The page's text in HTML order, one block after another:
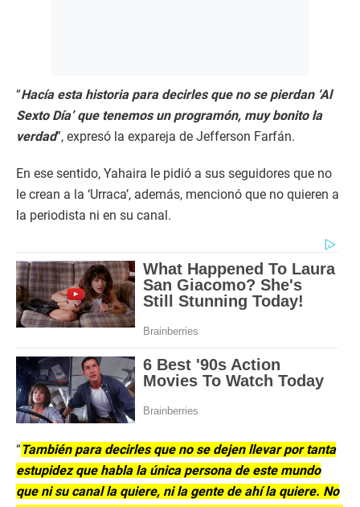
“Hacía esta historia para decirles que no se pierdan ‘Al
Sexto Día’ que tenemos un programón, muy bonito la
verdad”, expresó la expareja de Jefferson Farfán.
En ese sentido, Yahaira le pidió a sus seguidores que no
le crean a la ‘Urraca’, además, mencionó que no quieren a
la periodista ni en su canal.
“También para decirles que no se dejen llevar por tanta
estupidez que habla la única persona de este mundo
que ni su canal la quiere, ni la gente de ahí la quiere. No